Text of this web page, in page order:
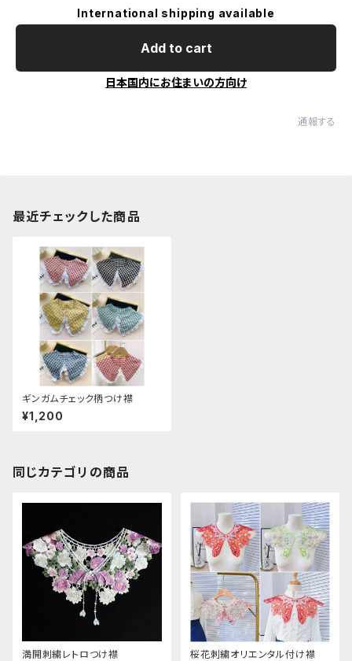
International shipping available
Add to cart
日本国内にお住まいの方向け
通報する
最近チェックした商品
ギンガムチェック柄つけ襟
¥1,200
同じカテゴリの商品
満開刺繍レトロつけ襟 桜花刺繍オリエンタル付け襟